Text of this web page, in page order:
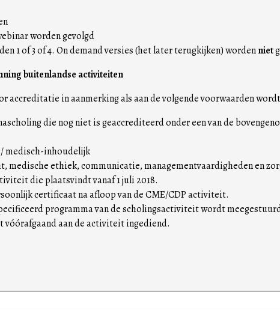
worden gevolgd
1 of 3 of 4. On demand versies (het later terugkijken) wordenniet
buitenlandse activiteiten
accreditatie in aanmerking als aan de volgende voorwaarden
die nog niet is geaccrediteerd onder een van de
medisch-inhoudelijk
medische ethiek, communicatie, managementvaardigheden en
die plaatsvindt vanaf 1 juli 2018.
certificaat na afloop van de CME/CDP activiteit.
programma van de scholingsactiviteit wordt
aan de activiteit ingediend.